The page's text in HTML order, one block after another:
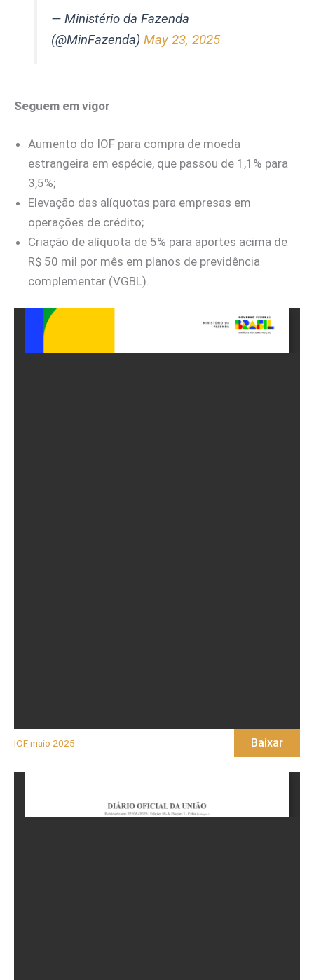
— Ministério da Fazenda
(@MinFazenda)May 23, 2025
Seguem em vigor
Aumento do IOF para compra de moeda
estrangeira em espécie, que passou de 1,1% para
3,5%;
Elevação das alíquotas para empresas em
operações de crédito;
Criação de alíquota de 5% para aportes acima de
R$ 50 mil por mês em planos de previdência
complementar (VGBL).
IOF maio 2025 Baixar